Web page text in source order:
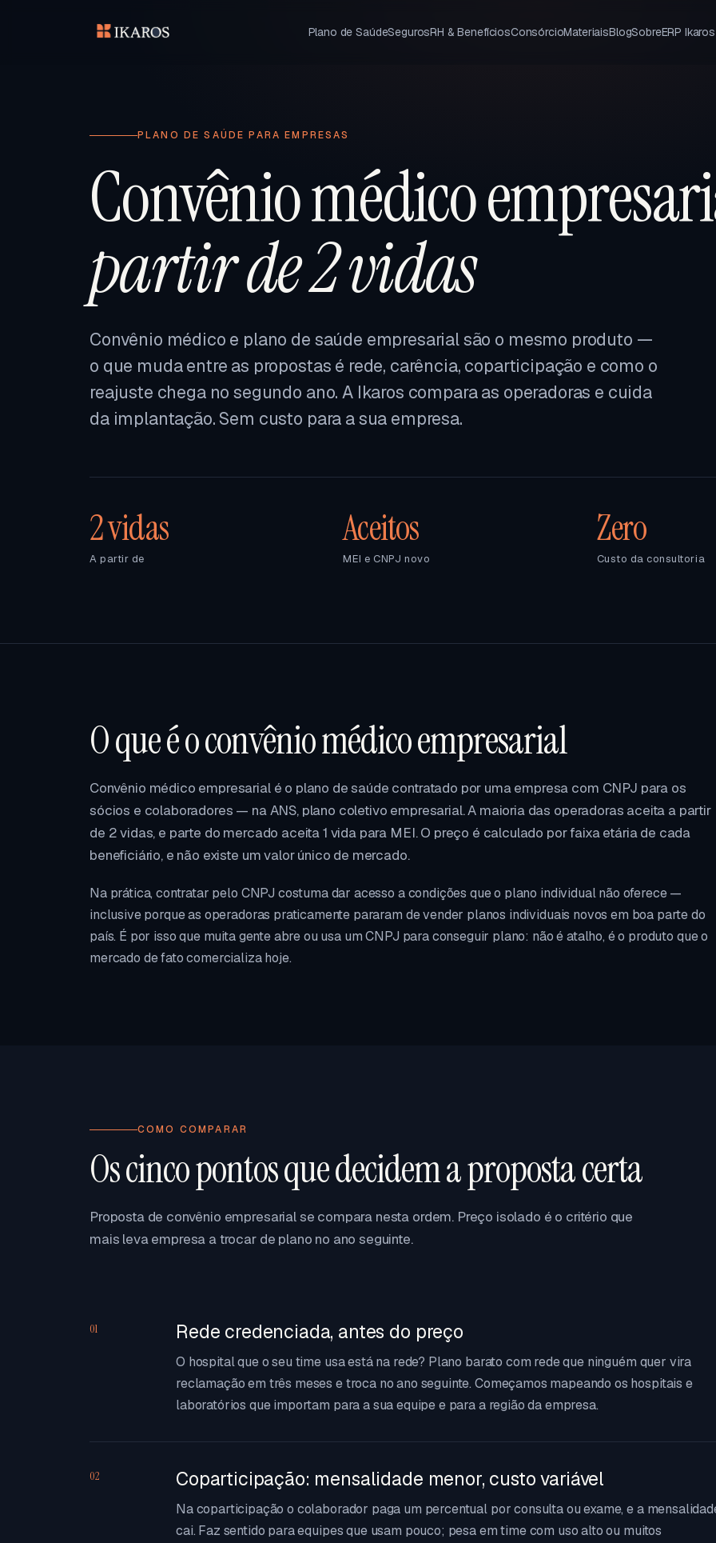
Plano de SaúdeSegurosRH & BenefíciosConsórcioMateriaisBlogSobreERP Ikaros
PLANO DE SAÚDE PARA EMPRESAS
Convênio médico
partir de 2 vidas
Convênio médico e plano de saúde empresarial são o mesmo produto —
o que muda entre as propostas é rede, carência, coparticipação e como o
reajuste chega no segundo ano. A Ikaros compara as operadoras e cuida
da implantação. Sem custo para a sua empresa.
2 vidas
A partir de
Aceitos
MEI e CNPJ novo
Zero
Custo da consultoria
O que é o convênio médico empresarial
Convênio médico empresarial é o plano de saúde contratado por uma empresa com CNPJ para os
sócios e colaboradores — na ANS, plano coletivo empresarial. A maioria das operadoras aceita a partir
de 2 vidas, e parte do mercado aceita 1 vida para MEI. O preço é calculado por faixa etária de cada
beneficiário, e não existe um valor único de mercado.
Na prática, contratar pelo CNPJ costuma dar acesso a condições que o plano individual não oferece —
inclusive porque as operadoras praticamente pararam de vender planos individuais novos em boa parte do
país. É por isso que muita gente abre ou usa um CNPJ para conseguir plano: não é atalho, é o produto que o
mercado de fato comercializa hoje.
COMO COMPARAR
Os cinco pontos que decidem a proposta certa
Proposta de convênio empresarial se compara nesta ordem. Preço isolado é o critério que
mais leva empresa a trocar de plano no ano seguinte.
01 Rede credenciada, antes do preço
O hospital que o seu time usa está na rede? Plano barato com rede que ninguém quer vira
reclamação em três meses e troca no ano seguinte. Começamos mapeando os hospitais e
laboratórios que importam para a sua equipe e para a região da empresa.
02 Coparticipação: mensalidade menor, custo variável
Na coparticipação o colaborador paga um percentual por consulta ou exame, e a
cai. Faz sentido para equipes que usam pouco; pesa em time com uso alto ou muitos